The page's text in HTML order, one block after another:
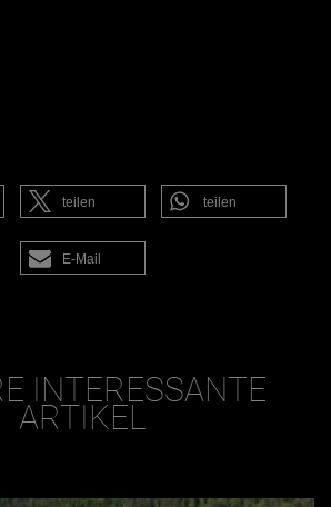
teilen teilen
E-Mail
INTERESSANTE
ARTIKEL